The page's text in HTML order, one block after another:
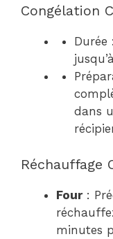
Congélation
dans
Réchauffage
Four:
minutes